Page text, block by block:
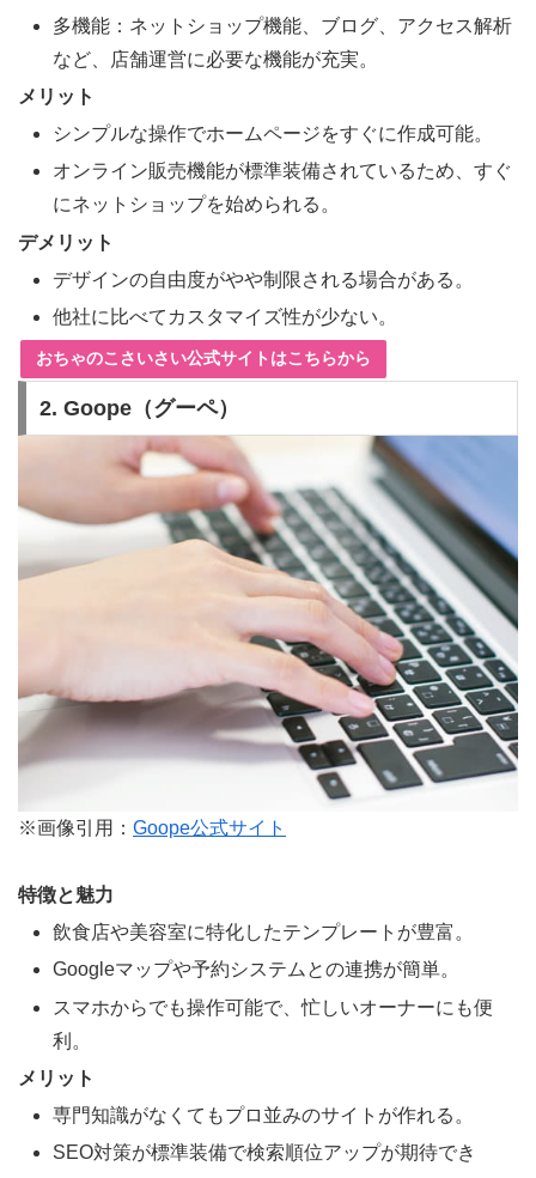
多機能：ネットショップ機能、ブログ、アクセス解析
など、店舗運営に必要な機能が充実。
メリット
シンプルな操作でホームページをすぐに作成可能。
オンライン販売機能が標準装備されているため、すぐ
にネットショップを始められる。
デメリット
デザインの自由度がやや制限される場合がある。
他社に比べてカスタマイズ性が少ない。
おちゃのこさいさい公式サイトはこちらから
2. Goope（グーペ）
※画像引用： Goope公式サイト
特徴と魅力
飲食店や美容室に特化したテンプレートが豊富。
Googleマップや予約システムとの連携が簡単。
スマホからでも操作可能で、忙しいオーナーにも便
利。
メリット
専門知識がなくてもプロ並みのサイトが作れる。
SEO対策が標準装備で検索順位アップが期待でき